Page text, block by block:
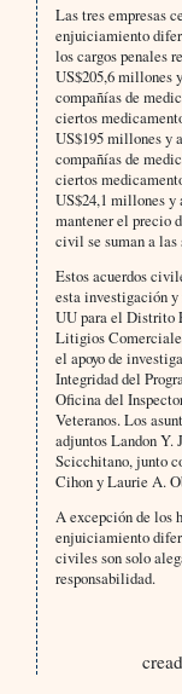
Las tres empresas
enjuiciamiento
los cargos penales
US$205,6 millones
compañías de
ciertos
US$195 millones y
compañías de
ciertos
US$24,1 millones y
mantener el precio
civil se suman a las
Estos acuerdos
esta investigación
UU para el Distrito
Litigios
el apoyo de
Integridad del
Oficina del
Veteranos. Los
adjuntos Landon Y.
Scicchitano, junto
Cihon y Laurie A.
A excepción de los
enjuiciamiento
civiles son solo
responsabilidad.